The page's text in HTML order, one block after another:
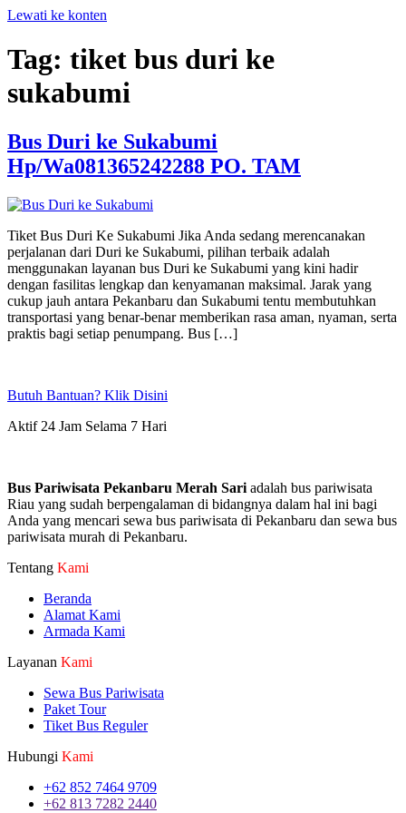
Lewati ke konten
Tag: tiket bus duri ke
sukabumi
Bus Duri ke Sukabumi
Hp/Wa081365242288 PO. TAM
Tiket Bus Duri Ke Sukabumi Jika Anda sedang merencanakan
perjalanan dari Duri ke Sukabumi, pilihan terbaik adalah
menggunakan layanan bus Duri ke Sukabumi yang kini hadir
dengan fasilitas lengkap dan kenyamanan maksimal. Jarak yang
cukup jauh antara Pekanbaru dan Sukabumi tentu membutuhkan
transportasi yang benar-benar memberikan rasa aman, nyaman, serta
praktis bagi setiap penumpang. Bus […]
Butuh Bantuan? Klik Disini
Aktif 24 Jam Selama 7 Hari
Bus Pariwisata Pekanbaru Merah Sari adalah bus pariwisata
Riau yang sudah berpengalaman di bidangnya dalam hal ini bagi
Anda yang mencari sewa bus pariwisata di Pekanbaru dan sewa bus
pariwisata murah di Pekanbaru.
Tentang Kami
Beranda
Alamat Kami
Armada Kami
Layanan Kami
Sewa Bus Pariwisata
Paket Tour
Tiket Bus Reguler
Hubungi Kami
+62 852 7464 9709
+62 813 7282 2440